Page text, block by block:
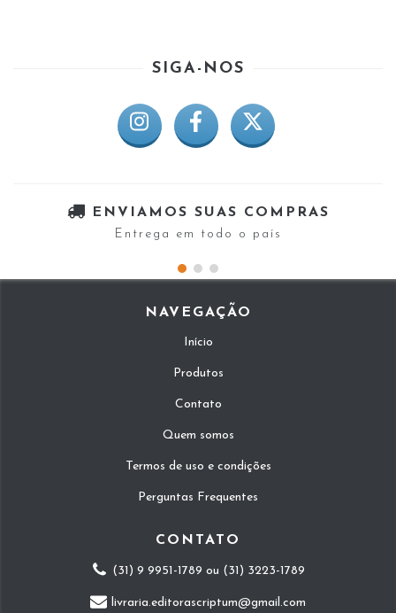
SIGA-NOS
ENVIAMOS SUAS COMPRAS
Entrega em todo o país
NAVEGAÇÃO
Início
Produtos
Contato
Quem somos
Termos de uso e condições
Perguntas Frequentes
CONTATO
(31) 9 9951-1789 ou (31) 3223-1789
livraria.editorascriptum@gmail.com